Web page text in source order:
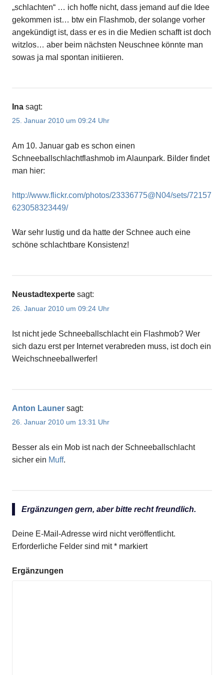
„schlachten“ … ich hoffe nicht, dass jemand auf die Idee
gekommen ist… btw ein Flashmob, der solange vorher
angekündigt ist, dass er es in die Medien schafft ist doch
witzlos… aber beim nächsten Neuschnee könnte man
sowas ja mal spontan initiieren.
Ina sagt:
25. Januar 2010 um 09:24 Uhr
Am 10. Januar gab es schon einen
Schneeballschlachtflashmob im Alaunpark. Bilder findet
man hier:
http://www.flickr.com/photos/23336775@N04/sets/72157
623058323449/
War sehr lustig und da hatte der Schnee auch eine
schöne schlachtbare Konsistenz!
Neustadtexperte sagt:
26. Januar 2010 um 09:24 Uhr
Ist nicht jede Schneeballschlacht ein Flashmob? Wer
sich dazu erst per Internet verabreden muss, ist doch ein
Weichschneeballwerfer!
Anton Launer sagt:
26. Januar 2010 um 13:31 Uhr
Besser als ein Mob ist nach der Schneeballschlacht
sicher ein Muff.
Ergänzungen gern, aber bitte recht freundlich.
Deine E-Mail-Adresse wird nicht veröffentlicht.
Erforderliche Felder sind mit* markiert
Ergänzungen